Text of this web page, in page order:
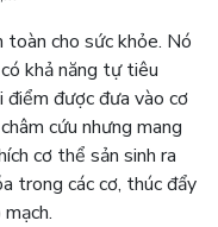
cho sức khỏe. Nó
khả năng tự tiêu
được đưa vào cơ
cứu nhưng mang
cơ thể sản sinh ra
trong các cơ, thúc đẩy